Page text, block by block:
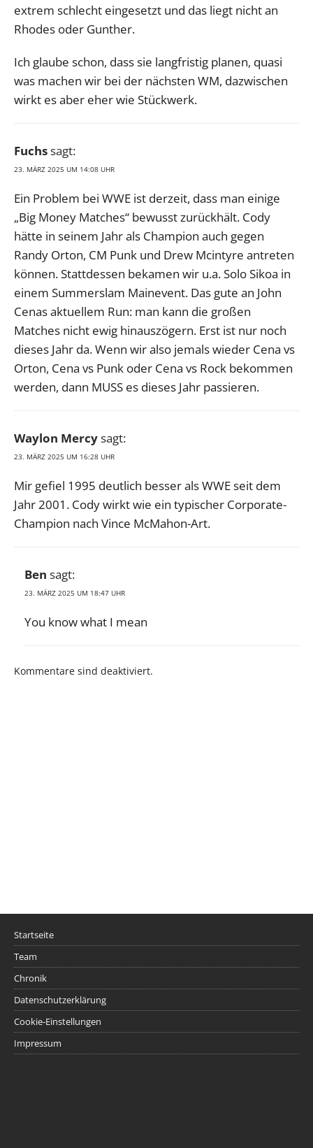
extrem schlecht eingesetzt und das liegt nicht an
Rhodes oder Gunther.
Ich glaube schon, dass sie langfristig planen, quasi
was machen wir bei der nächsten WM, dazwischen
wirkt es aber eher wie Stückwerk.
Fuchssagt:
23. MÄRZ 2025 UM 14:08 UHR
Ein Problem bei WWE ist derzeit, dass man einige
„Big Money Matches“ bewusst zurückhält. Cody
hätte in seinem Jahr als Champion auch gegen
Randy Orton, CM Punk und Drew Mcintyre antreten
können. Stattdessen bekamen wir u.a. Solo Sikoa in
einem Summerslam Mainevent. Das gute an John
Cenas aktuellem Run: man kann die großen
Matches nicht ewig hinauszögern. Erst ist nur noch
dieses Jahr da. Wenn wir also jemals wieder Cena vs
Orton, Cena vs Punk oder Cena vs Rock bekommen
werden, dann MUSS es dieses Jahr passieren.
Waylon Mercysagt:
23. MÄRZ 2025 UM 16:28 UHR
Mir gefiel 1995 deutlich besser als WWE seit dem
Jahr 2001. Cody wirkt wie ein typischer Corporate-
Champion nach Vince McMahon-Art.
Ben sagt:
23. MÄRZ 2025 UM 18:47 UHR
You know what I mean
Kommentare sind deaktiviert.
Startseite
Team
Chronik
Datenschutzerklärung
Cookie-Einstellungen
Impressum